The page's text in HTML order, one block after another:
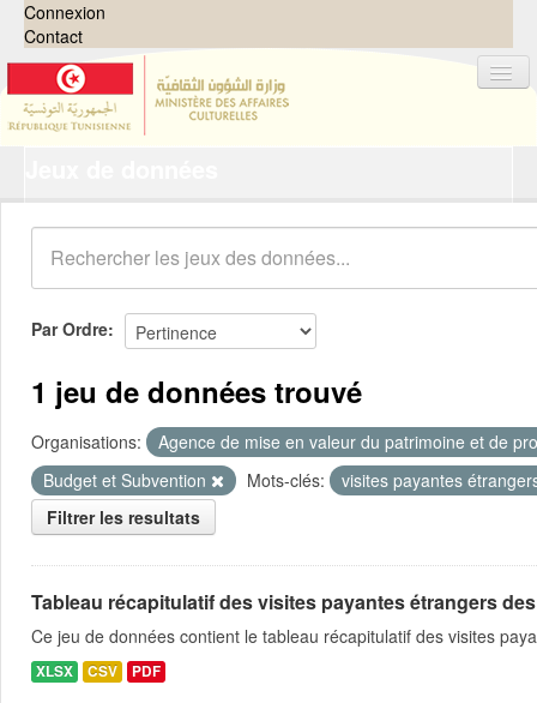
Connexion
Contact
Organisations
Groupes
Demandes 0
À propos
Par Ordre
1 jeu de données trouvé
Organisations:
Agence de mise en valeur du patrimoine et de
Budget et Subvention
Mots-clés:
visites payantes
Filtrer les resultats
Tableau récapitulatif des visites payantes étrangers
Ce jeu de données contient le tableau récapitulatif des visites
XLSX CSV PDF